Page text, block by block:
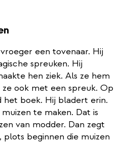
een tovenaar. Hij
spreuken. Hij
hen ziek. Als ze hem
ook met een spreuk. Op
het boek. Hij bladert erin.
te maken. Dat is
van modder. Dan zegt
beginnen die muizen